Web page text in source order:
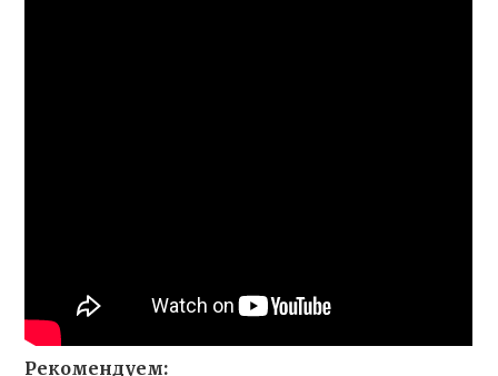
Рекомендуем: